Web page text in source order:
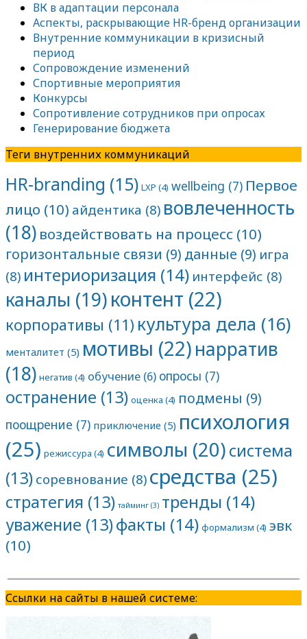
ВК в адаптации персонала
Аспекты, раскрывающие HR-бренд организации
Внутренние коммуникации в кризисный
период
Сопровождение изменений
Спортивные мероприятия
Конкурсы
Сопротивление сотрудников при опросах
Генерирование бюджета
Теги внутренних коммуникаций
HR-branding (15) LXP (4) wellbeing (7) Первое
лицо (10) айдентика (8) вовлеченность
(18) воздействовать на процесс (10)
горизонтальные связи (9) данные (9) игра
(8) интериоризация (14) интерфейс (8)
каналы (19)контент (22)
корпоративы (11) культура дела (16)
менталитет (5) мотивы (22)нарратив
(18) негатив (4) обучение (6) опросы (7)
остранение (13) оценка (4) подмены (9)
поощрение (7) приключение (5) психология
(25) режиссура (4) символы (20)система
(13) соревнование (8) средства (25)
стратегия (13) тайминг (3) тренды (14)
уважение (13)факты (14) формализм (4) эвк
(10)
Ссылки на сайты в нашей системе: